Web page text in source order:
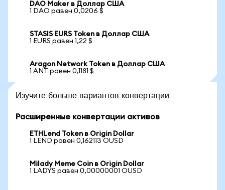
DAO Maker в Доллар США
1 DAO равен 0,0206 $
STASIS EURS Token в Доллар США
1 EURS равен 1,22 $
Aragon Network Token в Доллар США
1 ANT равен 0,1181 $
Изучите больше вариантов конвертации
Расширенные конвертации активов
ETHLend Token в Origin Dollar
1 LEND равен 0,162113 OUSD
Milady Meme Coin в Origin Dollar
1 LADYS равен 0,00000001 OUSD